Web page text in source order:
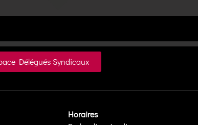
Délégués Syndicaux
Horaires